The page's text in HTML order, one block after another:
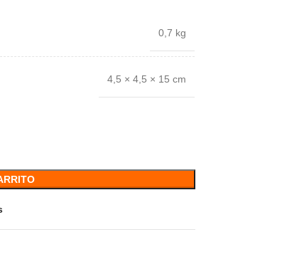
0,7 kg
4,5 × 4,5 × 15 cm